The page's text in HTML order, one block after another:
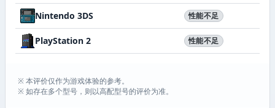
Nintendo 3DS 性能不足
PlayStation 2 性能不足
※ 本评价仅作为游戏体验的参考。
※ 如存在多个型号，则以高配型号的评价为准。